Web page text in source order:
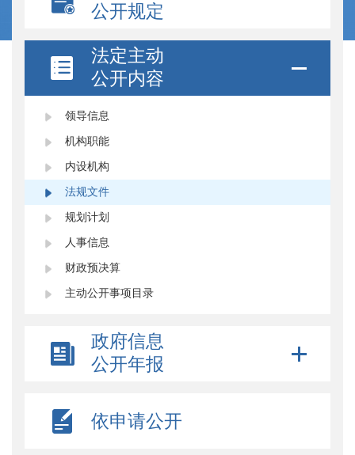
公开规定
法定主动
公开内容
领导信息
机构职能
内设机构
法规文件
规划计划
人事信息
财政预决算
主动公开事项目录
政府信息
公开年报
依申请公开